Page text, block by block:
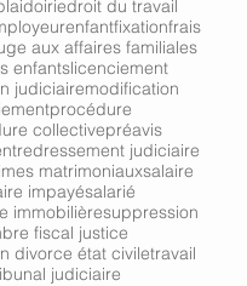
droit du travail
enfantfixationfrais
aux affaires familiales
enfantslicenciement
judiciairemodification
procédure
collectivepréavis
redressement judiciaire
matrimoniauxsalaire
impayésalarié
immobilièresuppression
fiscal justice
divorce état civiletravail
judiciaire